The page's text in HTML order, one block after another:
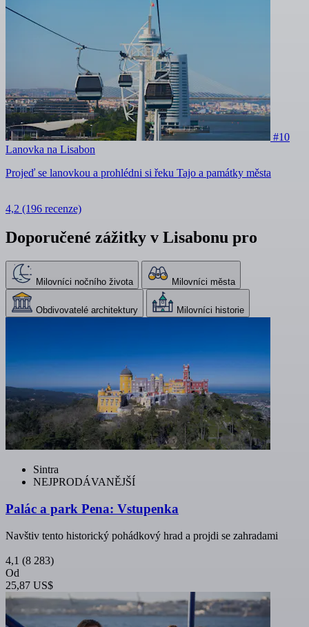
#10
Lanovka na Lisabon
Projeď se lanovkou a prohlédni si řeku Tajo a památky města
4,2 (196 recenze)
Doporučené zážitky v Lisabonu pro
Milovníci nočního života Milovníci města
Obdivovatelé architektury Milovníci historie
Sintra
NEJPRODÁVANĚJŠÍ
Palác a park Pena: Vstupenka
Navštiv tento historický pohádkový hrad a projdi se zahradami
4,1 (8 283)
Od
25,87 US$